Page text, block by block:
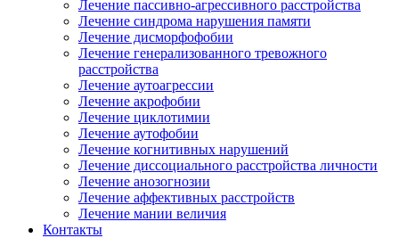
Лечение пассивно-агрессивного расстройства
Лечение синдрома нарушения памяти
Лечение дисморфофобии
Лечение генерализованного тревожного
расстройства
Лечение аутоагрессии
Лечение акрофобии
Лечение циклотимии
Лечение аутофобии
Лечение когнитивных нарушений
Лечение диссоциального расстройства личности
Лечение анозогнозии
Лечение аффективных расстройств
Лечение мании величия
Контакты